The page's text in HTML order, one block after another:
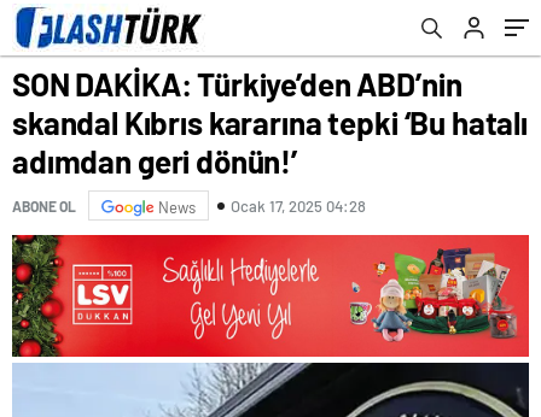
dönün!’
SON DAKİKA: Türkiye’den ABD’nin
skandal Kıbrıs kararına tepki ‘Bu hatalı
adımdan geri dönün!’
ABONE OL News Ocak 17, 2025 04:28